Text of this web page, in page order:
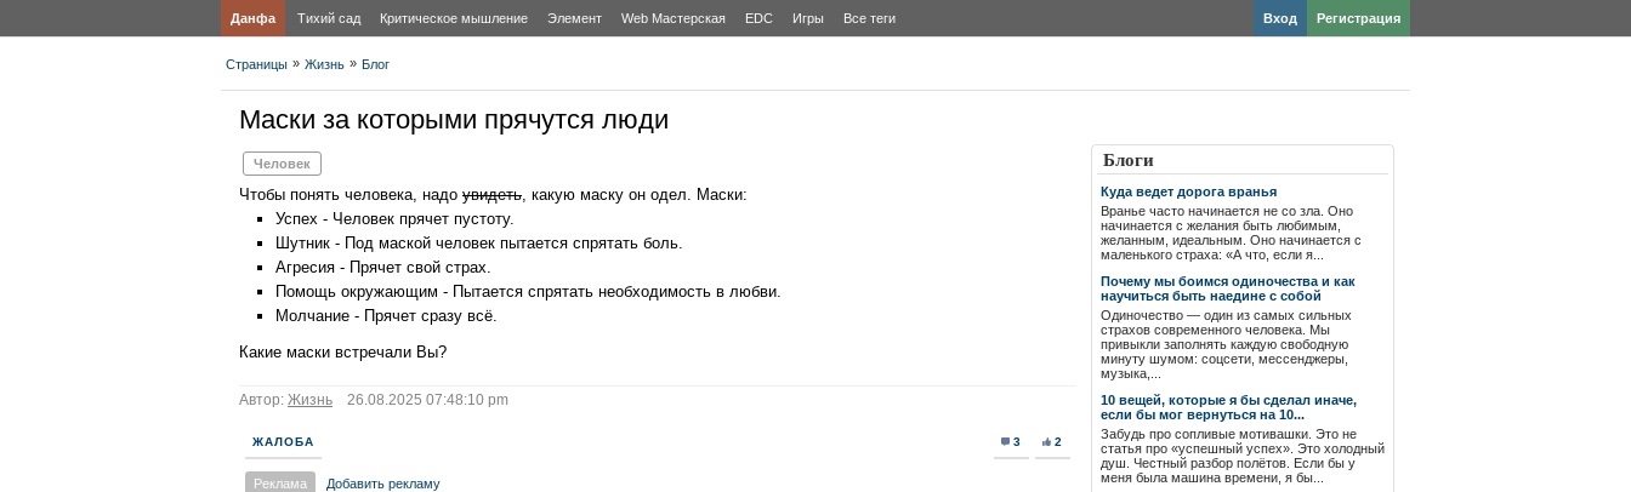
Данфа Тихий сад Критическое мышление Элемент Web Мастерская EDC Игры Все теги Регистрация
Вход
Страницы » Жизнь » Блог
Маски за которыми прячутся люди
Человек
Чтобы понять человека, надо увидеть, какую маску он одел. Маски:
Успех - Человек прячет пустоту.
Шутник - Под маской человек пытается спрятать боль.
Агресия - Прячет свой страх.
Помощь окружающим - Пытается спрятать необходимость в любви.
Молчание - Прячет сразу всё.
Какие маски встречали Вы?
Автор: Жизнь 26.08.2025 07:48:10 pm
ЖАЛОБА 3 2
Реклама Добавить рекламу
Блоги
Куда ведет дорога вранья
Вранье часто начинается не со зла. Оно
начинается с желания быть любимым,
желанным, идеальным. Оно начинается с
маленького страха: «А что, если я...
Почему мы боимся одиночества и как
научиться быть наедине с собой
Одиночество — один из самых сильных
страхов современного человека. Мы
привыкли заполнять каждую свободную
минуту шумом: соцсети, мессенджеры,
музыка,...
10 вещей, которые я бы сделал иначе,
если бы мог вернуться на 10...
Забудь про сопливые мотивашки. Это не
статья про «успешный успех». Это холодный
душ. Честный разбор полётов. Если бы у
меня была машина времени, я бы...